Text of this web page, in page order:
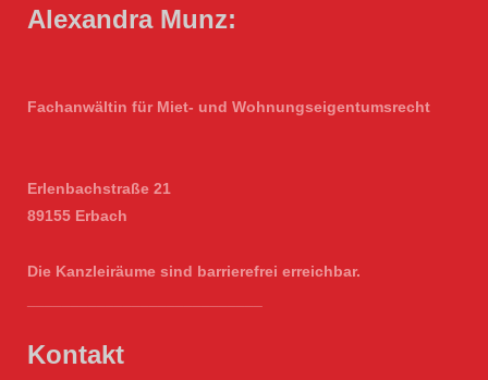
Alexandra Munz:
Fachanwältin für Miet- und Wohnungseigentumsrecht
Erlenbachstraße 21
89155 Erbach
Die Kanzleiräume sind barrierefrei erreichbar.
Kontakt